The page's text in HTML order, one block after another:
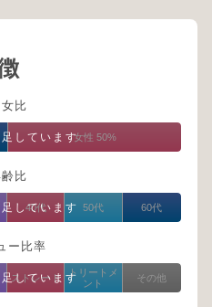
女比
しています女性 50%
比
しています
40代 50代 60代
ー比率
しています
ストレート
トリートメ
ント
その他